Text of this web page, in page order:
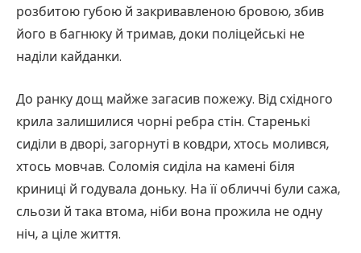
розбитою губою й закривавленою бровою, збив
його в багнюку й тримав, доки поліцейські не
наділи кайданки.
До ранку дощ майже загасив пожежу. Від східного
крила залишилися чорні ребра стін. Старенькі
сиділи в дворі, загорнуті в ковдри, хтось молився,
хтось мовчав. Соломія сиділа на камені біля
криниці й годувала доньку. На її обличчі були сажа,
сльози й така втома, ніби вона прожила не одну
ніч, а ціле життя.